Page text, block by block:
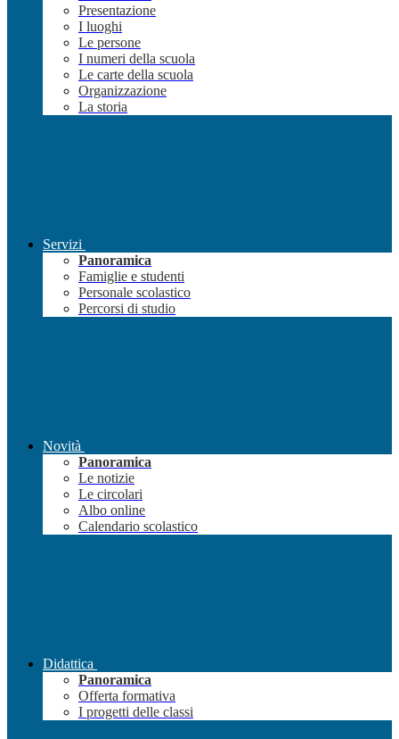
Presentazione
I luoghi
Le persone
I numeri della scuola
Le carte della scuola
Organizzazione
La storia
Servizi
Panoramica
Famiglie e studenti
Personale scolastico
Percorsi di studio
Novità
Panoramica
Le notizie
Le circolari
Albo online
Calendario scolastico
Didattica
Panoramica
Offerta formativa
I progetti delle classi